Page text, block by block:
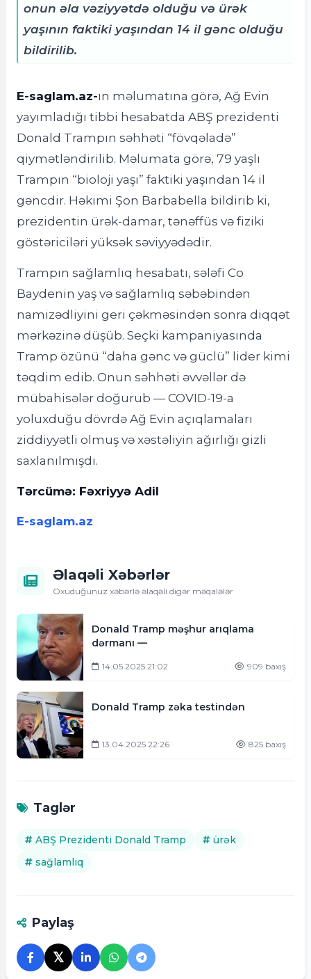
onun əla vəziyyətdə olduğu və ürək
yaşının faktiki yaşından 14 il gənc olduğu
bildirilib.
E-saglam.az-ın məlumatına görə, Ağ Evin
yayımladığı tibbi hesabatda ABŞ prezidenti
Donald Trampın səhhəti “fövqəladə”
qiymətləndirilib. Məlumata görə, 79 yaşlı
Trampın “bioloji yaşı” faktiki yaşından 14 il
gəncdir. Həkimi Şon Barbabella bildirib ki,
prezidentin ürək-damar, tənəffüs və fiziki
göstəriciləri yüksək səviyyədədir.
Trampın sağlamlıq hesabatı, sələfi Co
Baydenin yaş və sağlamlıq səbəbindən
namizədliyini geri çəkməsindən sonra diqqət
mərkəzinə düşüb. Seçki kampaniyasında
Tramp özünü “daha gənc və güclü” lider kimi
təqdim edib. Onun səhhəti əvvəllər də
mübahisələr doğurub — COVID-19-a
yoluxduğu dövrdə Ağ Evin açıqlamaları
ziddiyyətli olmuş və xəstəliyin ağırlığı gizli
saxlanılmışdı.
Tərcümə: Fəxriyyə Adil
E-saglam.az
Əlaqəli Xəbərlər
Oxuduğunuz xəbərlə əlaqəli digər məqalələr
Donald Tramp məşhur arıqlama
dərmanı —
14.05.2025 21:02 909 baxış
Donald Tramp zəka testindən
13.04.2025 22:26 825 baxış
Taglər
ABŞ Prezidenti Donald Tramp
ürək
sağlamlıq
Paylaş
𝕏